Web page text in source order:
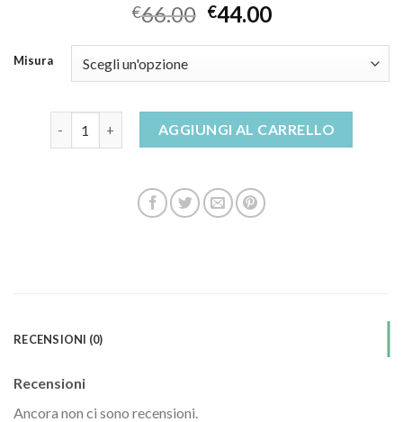
€66.00 €44.00
Misura
stivaletti neri quantitàAGGIUNGI AL CARRELLO
RECENSIONI (0)
Recensioni
Ancora non ci sono recensioni.